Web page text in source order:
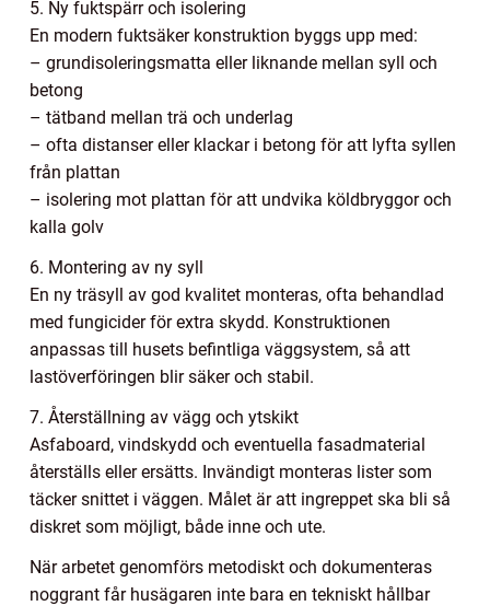
5. Ny fuktspärr och isolering
En modern fuktsäker konstruktion byggs upp med:
– grundisoleringsmatta eller liknande mellan syll och
betong
– tätband mellan trä och underlag
– ofta distanser eller klackar i betong för att lyfta syllen
från plattan
– isolering mot plattan för att undvika köldbryggor och
kalla golv
6. Montering av ny syll
En ny träsyll av god kvalitet monteras, ofta behandlad
med fungicider för extra skydd. Konstruktionen
anpassas till husets befintliga väggsystem, så att
lastöverföringen blir säker och stabil.
7. Återställning av vägg och ytskikt
Asfaboard, vindskydd och eventuella fasadmaterial
återställs eller ersätts. Invändigt monteras lister som
täcker snittet i väggen. Målet är att ingreppet ska bli så
diskret som möjligt, både inne och ute.
När arbetet genomförs metodiskt och dokumenteras
noggrant får husägaren inte bara en tekniskt hållbar